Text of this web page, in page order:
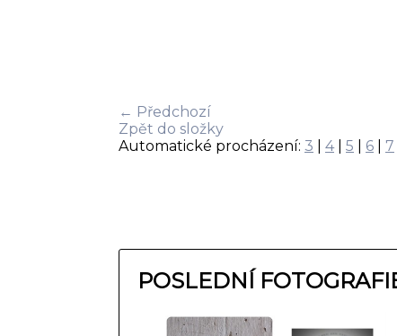
← Předchozí
Zpět do složky
Automatické procházení: 3 4| 5 6 7
POSLEDNÍ